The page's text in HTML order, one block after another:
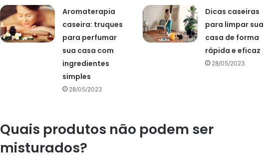
Aromaterapia
caseira: truques
para perfumar
sua casa com
ingredientes
simples
28/05/2023
Dicas caseiras
para limpar sua
casa de forma
rápida e eficaz
28/05/2023
Quais produtos não podem ser
misturados?